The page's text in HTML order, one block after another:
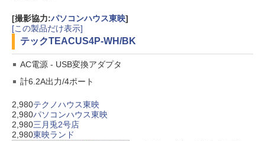
[撮影協力:パソコンハウス東映]
[この製品だけ表示]
テックTEACUS4P-WH/BK
AC電源 - USB変換アダプタ
計6.2A出力/4ポート
2,980テクノハウス東映
2,980パソコンハウス東映
2,980三月兎2号店
2,980東映ランド